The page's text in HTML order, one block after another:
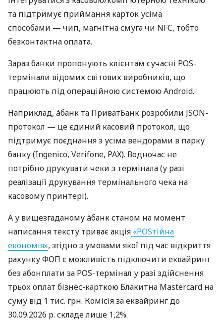
та підтримує приймання карток усіма
способами — чип, магнітна смуга чи NFC, тобто
безконтактна оплата.
Зараз банки пропонують клієнтам сучасні POS-
термінали відомих світових виробників, що
працюють під операційною системою Android.
Наприклад, àбанк та ПриватБанк розробили JSON-
протокол — це єдиний касовий протокол, що
підтримує поєднання з усіма вендорами в парку
банку (Ingenico, Verifone, PAX). Водночас не
потрібно друкувати чеки з термінала (у разі
реалізації друкування термінального чека на
касовому принтері).
А у вищезгаданому àбанк станом на момент
написання тексту триває акція «POSтійна
економія», згідно з умовами якої під час відкриття
рахунку ФОП є можливість підключити еквайринг
без абонплати за POS-термінал у разі здійснення
трьох оплат бізнес-карткою Блакитна Mastercard на
суму від 1 тис. грн. Комісія за еквайринг до
30.09.2026 р. складе лише 1,2%.